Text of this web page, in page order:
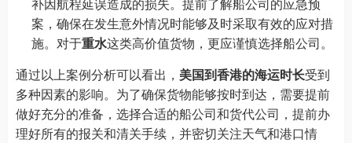
案，确保在发生意外情况时能够及时采取有效的应对措
施。对于重水这类高价值货物，更应谨慎选择船公司。
通过以上案例分析可以看出， 美国到香港的海运时长受到
多种因素的影响。为了确保货物能够按时到达，需要提前
做好充分的准备，选择合适的船公司和货代公司，提前办
理好所有的报关和清关手续，并密切关注天气和港口情